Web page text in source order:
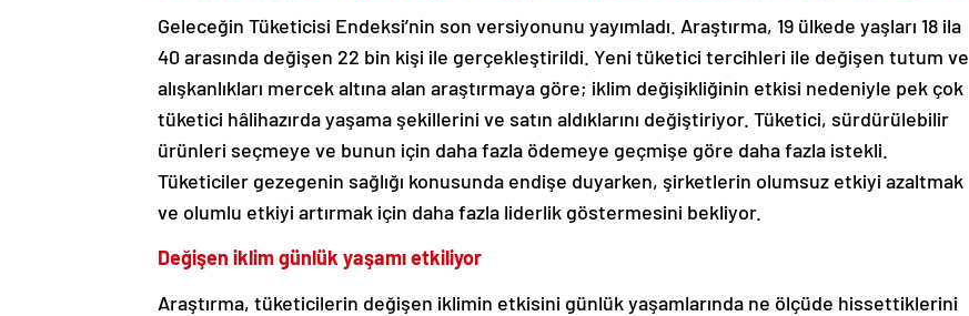
Geleceğin Tüketicisi Endeksi’nin son versiyonunu yayımladı. Araştırma, 19 ülkede yaşları 18 ila
40 arasında değişen 22 bin kişi ile gerçekleştirildi. Yeni tüketici tercihleri ile değişen tutum ve
alışkanlıkları mercek altına alan araştırmaya göre; iklim değişikliğinin etkisi nedeniyle pek çok
tüketici hâlihazırda yaşama şekillerini ve satın aldıklarını değiştiriyor. Tüketici, sürdürülebilir
ürünleri seçmeye ve bunun için daha fazla ödemeye geçmişe göre daha fazla istekli.
Tüketiciler gezegenin sağlığı konusunda endişe duyarken, şirketlerin olumsuz etkiyi azaltmak
ve olumlu etkiyi artırmak için daha fazla liderlik göstermesini bekliyor.
Değişen iklim günlük yaşamı etkiliyor
Araştırma, tüketicilerin değişen iklimin etkisini günlük yaşamlarında ne ölçüde hissettiklerini